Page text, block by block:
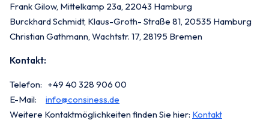
Frank Gilow, Mittelkamp 23a, 22043 Hamburg
Burckhard Schmidt, Klaus-Groth- Straße 81, 20535 Hamburg
Christian Gathmann, Wachtstr. 17, 28195 Bremen
Kontakt:
Telefon: +49 40 328 906 00
E-Mail: info@consiness.de
Weitere Kontaktmöglichkeiten finden Sie hier: Kontakt